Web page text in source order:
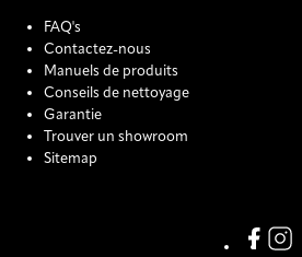
FAQ's
Contactez-nous
Manuels de produits
Conseils de nettoyage
Garantie
Trouver un showroom
Sitemap
Link